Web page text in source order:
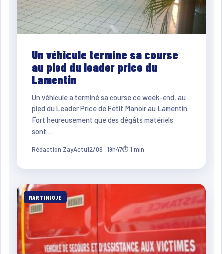
Un véhicule termine sa course
au pied du leader price du
Lamentin
Un véhicule a terminé sa course ce week-end, au
pied du Leader Price de Petit Manoir au Lamentin.
Fort heureusement que des dégâts matériels
sont…
Rédaction ZayActu12/09 · 19h47⏱ 1 min
MARTINIQUE